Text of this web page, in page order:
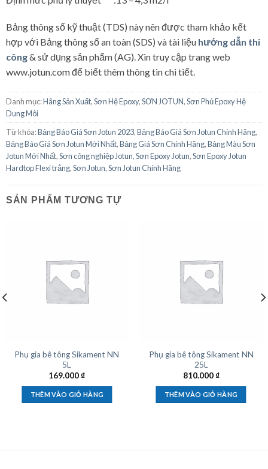
Bảng thông số kỹ thuật (TDS) này nên được tham khảo kết
hợp với Bảng thông số an toàn (SDS) và tài liệu hướng dẫn thi
công& sử dụng sản phẩm (AG). Xin truy cập trang web
www.jotun.com để biết thêm thông tin chi tiết.
Danh mục:Hãng Sản Xuất,Sơn Hệ Epoxy,SƠN JOTUN,Sơn Phủ Epoxy Hệ
Dung Môi
Từ khóa:Bảng Báo Giá Sơn Jotun 2023,Bảng Báo Giá Sơn Jotun Chính Hãng,
Bảng Báo Giá Sơn Jotun Mới Nhất,Bảng Giá Sơn Chính Hãng,Bảng Màu Sơn
Jotun Mới Nhất,Sơn công nghiệp Jotun,Sơn Epoxy Jotun,Sơn Epoxy Jotun
Hardtop Flexi trắng,Sơn Jotun,Sơn Jotun Chính Hãng
SẢN PHẨM TƯƠNG TỰ
Phụ gia bê tông Sikament NN
5L
169.000₫
THÊM VÀO GIỎ HÀNG
Phụ gia bê tông Sikament NN
25L
810.000₫
THÊM VÀO GIỎ HÀNG